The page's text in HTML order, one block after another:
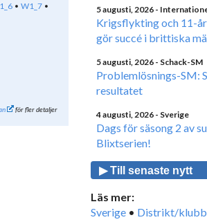
W1_7
för fler detaljer
5 augusti, 2026 -
Krigsflykting och 11-
gör succé i brittiska
5 augusti, 2026 - Schack-SM
Problemlösnings-SM:
resultatet
4 augusti, 2026 - Sverige
Dags för säsong 2 av
Blixtserien!
▶ Till senaste nytt
Läs mer:
Sverige • Distrikt/klubb